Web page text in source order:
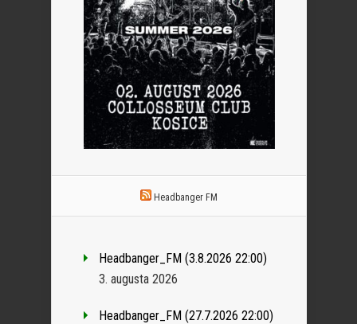
Headbanger FM
Headbanger_FM (3.8.2026 22:00)
3. augusta 2026
Headbanger_FM (27.7.2026 22:00)